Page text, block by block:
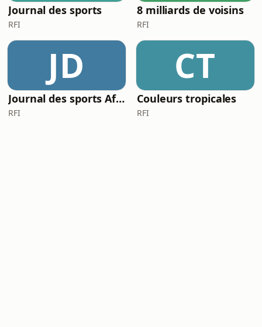
Journal des sports
RFI
8 milliards de voisins
RFI
JD
Journal des sports Afrique
RFI
CT
Couleurs tropicales
RFI